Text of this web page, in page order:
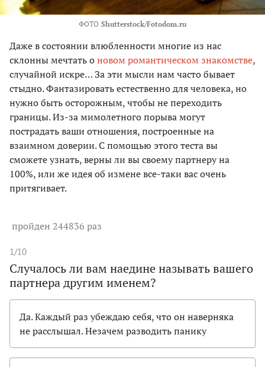
ФОТО Shutterstock/Fotodom.ru
Даже в состоянии влюбленности многие из нас
склонны мечтать оновом романтическом знакомстве,
случайной искре… За эти мысли нам часто бывает
стыдно. Фантазировать естественно для человека, но
нужно быть осторожным, чтобы не переходить
границы. Из-за мимолетного порыва могут
пострадать ваши отношения, построенные на
взаимном доверии. С помощью этого теста вы
сможете узнать, верны ли вы своему партнеру на
100%, или же идея об измене все-таки вас очень
притягивает.
пройден 244836 раз
1/10
Случалось ли вам наедине называть вашего
партнера другим именем?
Да. Каждый раз убеждаю себя, что он наверняка
не расслышал. Незачем разводить панику